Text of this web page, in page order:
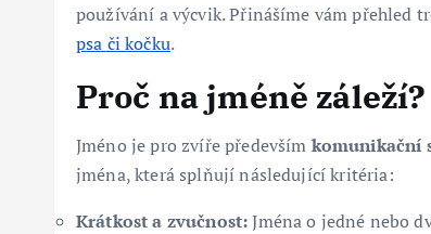
používání a výcvik. Přinášíme vám přehled
psa či kočku.
Proč na jméně
Jméno je pro zvíře především komunikační
jména, která splňují následující kritéria:
Krátkost a zvučnost:Jména o jedné nebo